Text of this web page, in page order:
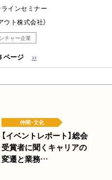
インセミナー
ウト株式会社）
チャー企業
ページ
次
ペ
››
仲間･文化
【イベントレポート】総会
受賞者に聞くキャリアの
変遷と業務…